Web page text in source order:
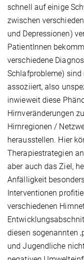
schnell auf einige
zwischen
und Depressionen)
PatientInnen
verschiedene
Schlafprobleme)
assoziiert, also
inwieweit diese
Hirnveränderungen
Hirnregionen /
herausstellen. Hier
Therapiestrategien
aber auch das Ziel,
Anfälligkeit
Interventionen
verschiedenen
diesen sogenannten
und Jugendliche